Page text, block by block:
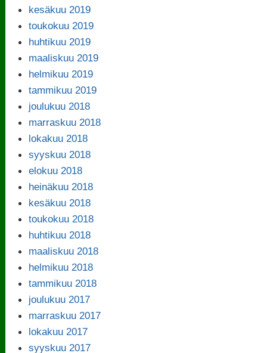
kesäkuu 2019
toukokuu 2019
huhtikuu 2019
maaliskuu 2019
helmikuu 2019
tammikuu 2019
joulukuu 2018
marraskuu 2018
lokakuu 2018
syyskuu 2018
elokuu 2018
heinäkuu 2018
kesäkuu 2018
toukokuu 2018
huhtikuu 2018
maaliskuu 2018
helmikuu 2018
tammikuu 2018
joulukuu 2017
marraskuu 2017
lokakuu 2017
syyskuu 2017